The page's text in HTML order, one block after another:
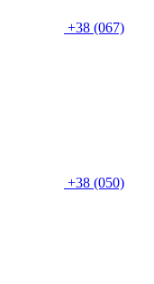
+38 (067)
+38 (050)